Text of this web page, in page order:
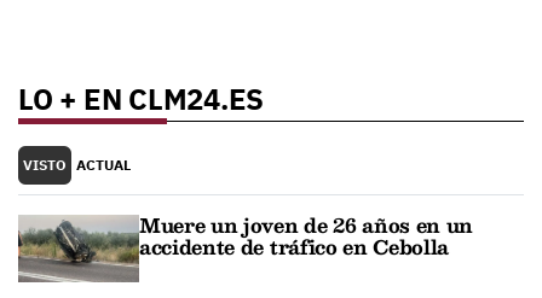
LO + EN CLM24.ES
VISTO ACTUAL
Muere un joven de 26 años en un
accidente de tráfico en Cebolla